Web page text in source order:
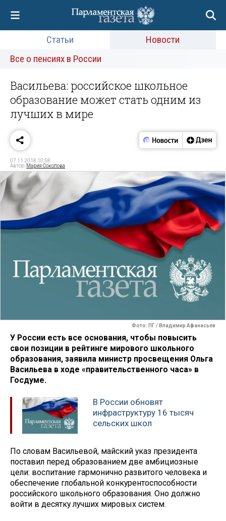
Статьи
Новости
Все о пенсиях в России
Васильева: российское школьное
образование может стать одним из
лучших в мире
07.11.2018 10:58
Автор: Мария Соколова
Фото: ПГ / Владимир Афанасьев
У России есть все основания, чтобы повысить
свои позиции в рейтинге мирового школьного
образования, заявила министр просвещения Ольга
Васильева в ходе «правительственного часа» в
Госдуме.
В России обновят
инфраструктуру 16 тысяч
сельских школ
По словам Васильевой, майский указ президента
поставил перед образованием две амбициозные
цели: воспитание гармонично развитого человека и
обеспечение глобальной конкурентоспособности
российского школьного образования. Оно должно
войти в десятку лучших мировых систем.